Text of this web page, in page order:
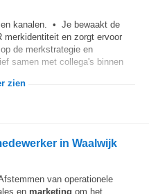
kanalen. • Je bewaakt de
merkidentiteit en zorgt ervoor
de merkstrategie en
samen met collega's binnen
zien
in Waalwijk
van operationele
en marketing om het